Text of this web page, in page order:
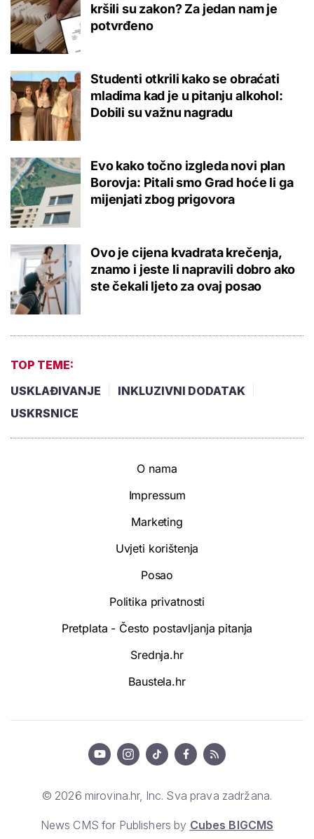
kršili su zakon? Za jedan nam je
potvrđeno
Studenti otkrili kako se obraćati
mladima kad je u pitanju alkohol:
Dobili su važnu nagradu
Evo kako točno izgleda novi plan
Borovja: Pitali smo Grad hoće li ga
mijenjati zbog prigovora
Ovo je cijena kvadrata krečenja,
znamo i jeste li napravili dobro ako
ste čekali ljeto za ovaj posao
TOP TEME:
USKLAĐIVANJE
INKLUZIVNI DODATAK
USKRSNICE
O nama
Impressum
Marketing
Uvjeti korištenja
Posao
Politika privatnosti
Pretplata - Često postavljanja pitanja
Srednja.hr
Baustela.hr
© 2026 mirovina.hr, Inc. Sva prava zadržana.
News CMS for Publishers by Cubes BIGCMS